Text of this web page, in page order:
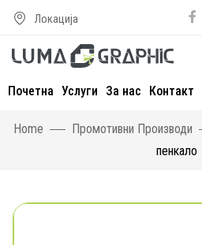
Локација
Почетна Услуги За нас Контакт
Home Промотивни Производи
пенкало